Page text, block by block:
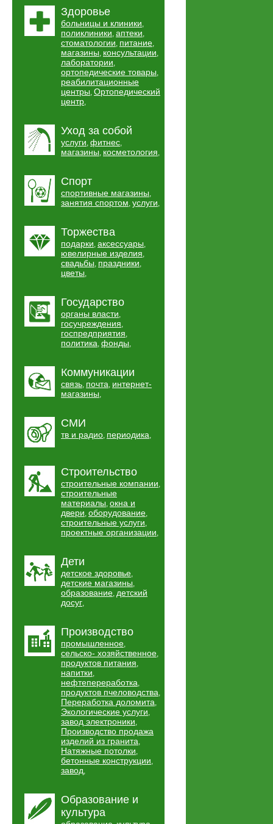
Здоровье
больницы и клиники,
поликлиники, аптеки,
стоматологии, питание,
магазины, консультации,
лаборатории,
ортопедические товары,
реабилитационные
центры, Ортопедический
центр,
Уход за собой
услуги, фитнес,
магазины, косметология,
Спорт
спортивные магазины,
занятия спортом, услуги,
Торжества
подарки, аксессуары,
ювелирные изделия,
свадьбы, праздники,
цветы,
Государство
органы власти,
госучреждения,
госпредприятия,
политика, фонды,
Коммуникации
связь, почта, интернет-
магазины,
СМИ
тв и радио, периодика,
Строительство
строительные компании,
строительные
материалы, окна и
двери, оборудование,
строительные услуги,
проектные организации,
Дети
детское здоровье,
детские магазины,
образование, детский
досуг,
Производство
промышленное,
сельско- хозяйственное,
продуктов питания,
напитки,
нефтепереработка,
продуктов пчеловодства,
Переработка доломита,
Экологические услуги,
завод электроники,
Производство продажа
изделий из гранита,
Натяжные потолки,
бетонные конструкции,
завод,
Образование и
культура